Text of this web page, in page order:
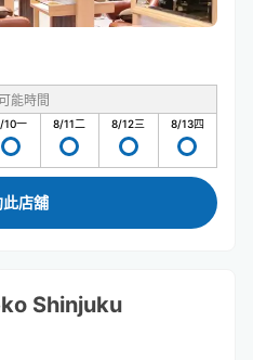
能時間
10一 8/11二 8/12三 8/13四
店舖
Shinjuku